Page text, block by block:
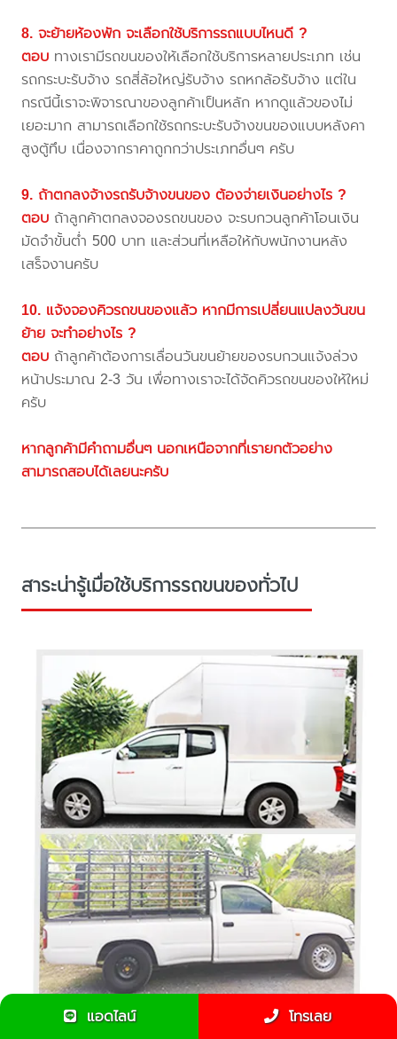
8. จะย้ายห้องพัก จะเลือกใช้บริการรถแบบไหนดี ?
ตอบ ทางเรามีรถขนของให้เลือกใช้บริการหลายประเภท เช่น
รถกระบะรับจ้าง รถสี่ล้อใหญ่รับจ้าง รถหกล้อรับจ้าง แต่ใน
กรณีนี้เราจะพิจารณาของลูกค้าเป็นหลัก หากดูแล้วของไม่
เยอะมาก สามารถเลือกใช้รถกระบะรับจ้างขนของแบบหลังคา
สูงตู้ทึบ เนื่องจากราคาถูกกว่าประเภทอื่นๆ ครับ
9. ถ้าตกลงจ้างรถรับจ้างขนของ ต้องจ่ายเงินอย่างไร ?
ตอบ ถ้าลูกค้าตกลงจองรถขนของ จะรบกวนลูกค้าโอนเงิน
มัดจำขั้นต่ำ 500 บาท และส่วนที่เหลือให้กับพนักงานหลัง
เสร็จงานครับ
10. แจ้งจองคิวรถขนของแล้ว หากมีการเปลี่ยนแปลงวันขน
ย้าย จะทำอย่างไร ?
ตอบ ถ้าลูกค้าต้องการเลื่อนวันขนย้ายของรบกวนแจ้งล่วง
หน้าประมาณ 2-3 วัน เพื่อทางเราจะได้จัดคิวรถขนของให้ใหม่
ครับ
หากลูกค้ามีคำถามอื่นๆ นอกเหนือจากที่เรายกตัวอย่าง
สามารถสอบได้เลยนะครับ
สาระน่ารู้เมื่อใช้บริการรถขนของทั่วไป
แอดไลน์ โทรเลย